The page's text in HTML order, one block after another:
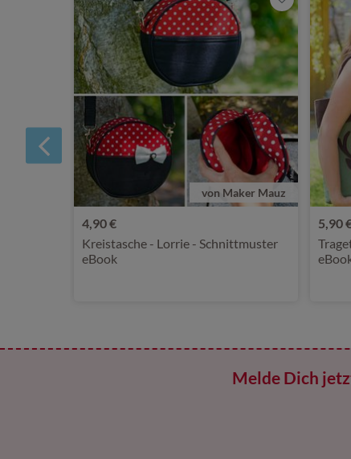
von Maker Mauz
4,90 €
Kreistasche - Lorrie - Schnittmuster
eBook
5,90
Melde Dich